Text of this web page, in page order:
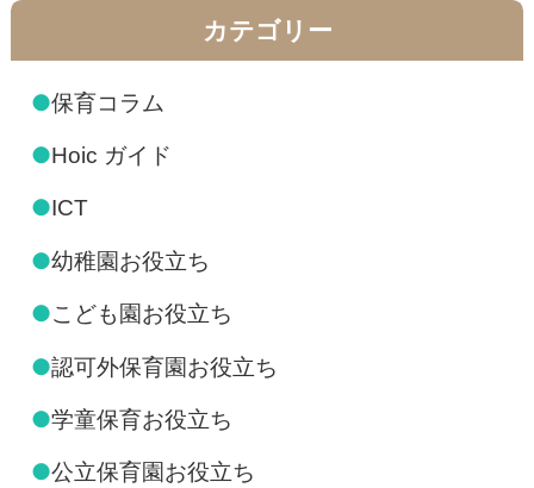
カテゴリー
●保育コラム
●Hoic ガイド
●ICT
●幼稚園お役立ち
●こども園お役立ち
●認可外保育園お役立ち
●学童保育お役立ち
●公立保育園お役立ち